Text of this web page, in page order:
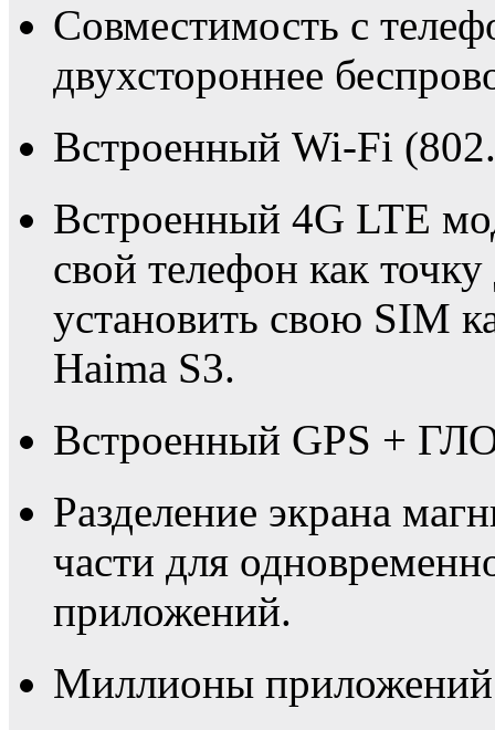
Совместимость с
двухстороннее
Встроенный Wi-Fi
Встроенный 4G LTE
свой телефон как
установить свою SIM
Haima S3.
Встроенный GPS +
Разделение экрана
части для
приложений.
Миллионы приложений